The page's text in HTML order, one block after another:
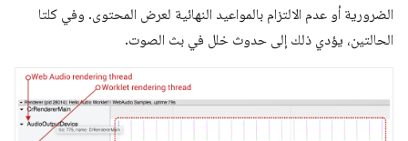
الضرورية أو عدم الالتزام بالمواعيد النهائية لعرض المحتوى. وفي كلتا
الحالتين، يؤدي ذلك إلى حدوث خلل في بث الصوت.